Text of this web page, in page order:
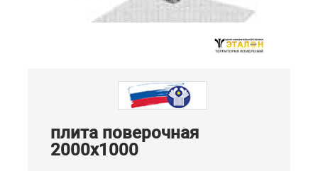
плита поверочная
2000х1000